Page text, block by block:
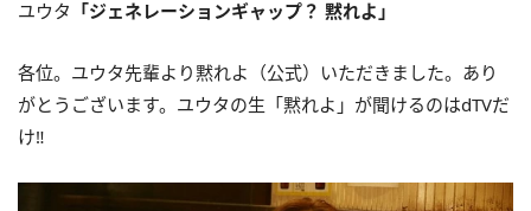
ユウタ 「ジェネレーションギャップ？ 黙れよ 」
各位。ユウタ先輩より黙れよ（公式）いただきました。あり
がとうございます。ユウタの生「黙れよ 」が聞けるのはdTVだ
け‼